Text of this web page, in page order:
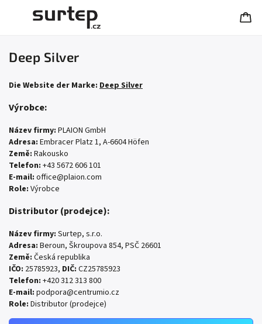
Deep Silver
Die Website der Marke: Deep Silver
Výrobce:
Název firmy: PLAION GmbH
Adresa: Embracer Platz 1, A-6604 Höfen
Země: Rakousko
Telefon: +43 5672 606 101
E-mail: office@plaion.com
Role: Výrobce
Distributor (prodejce):
Název firmy: Surtep, s.r.o.
Adresa: Beroun, Škroupova 854, PSČ 26601
Země: Česká republika
IČO: 25785923, DIČ: CZ25785923
Telefon: +420 312 313 800
E-mail: podpora@centrumio.cz
Role: Distributor (prodejce)